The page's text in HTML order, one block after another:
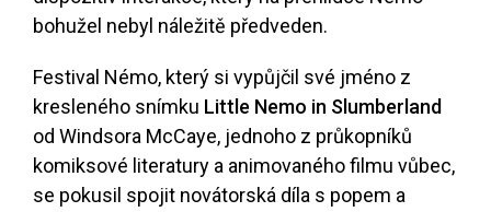
bohužel nebyl náležitě předveden.
Festival Némo, který si vypůjčil své jméno z
kresleného snímku Little Nemo in Slumberland
od Windsora McCaye, jednoho z průkopníků
komiksové literatury a animovaného filmu vůbec,
se pokusil spojit novátorská díla s popem a